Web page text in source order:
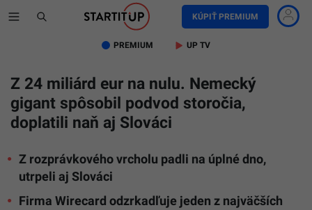
KÚPIŤ PREMIUM
PREMIUM UP TV
Z 24 miliárd eur na nulu. Nemecký
gigant spôsobil podvod storočia,
doplatili naň aj Slováci
Z rozprávkového vrcholu padli na úplné dno,
utrpeli aj Slováci
Firma Wirecard odzrkadľuje jeden z najväčších